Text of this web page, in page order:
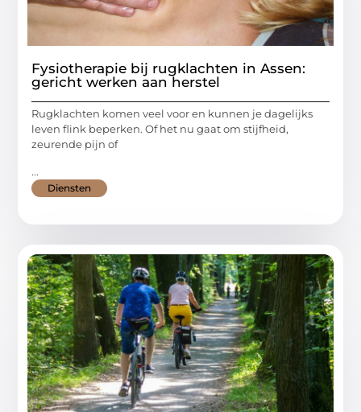
Fysiotherapie bij rugklachten in Assen:
gericht werken aan herstel
Rugklachten komen veel voor en kunnen je dagelijks
leven flink beperken. Of het nu gaat om stijfheid,
zeurende pijn of
...
Diensten